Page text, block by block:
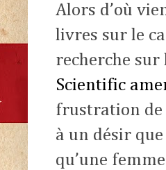
Alors d’où
livres sur le
recherche
Scientific
frustration de
à un désir
qu’une